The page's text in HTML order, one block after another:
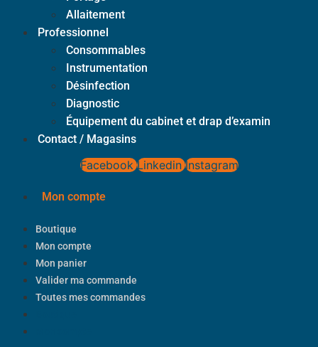
Allaitement
Professionnel
Consommables
Instrumentation
Désinfection
Diagnostic
Équipement du cabinet et drap d’examin
Contact / Magasins
Facebook Linkedin Instagram
Mon compte
Boutique
Mon compte
Mon panier
Valider ma commande
Toutes mes commandes